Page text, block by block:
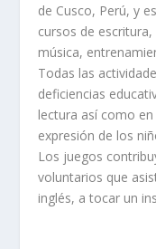
de Cusco, Perú, y
cursos de
música,
Todas las
deficiencias
lectura así como
expresión de los
Los juegos
voluntarios que
inglés, a tocar un